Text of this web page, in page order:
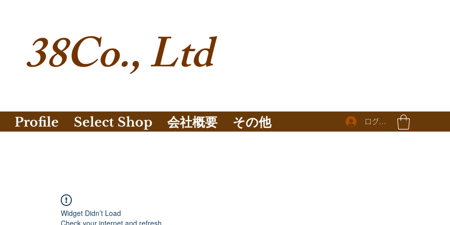
38Co., Ltd
Profile Select Shop 会社概要 その他 ログイン
Widget Didn’t Load
Check your internet and refresh